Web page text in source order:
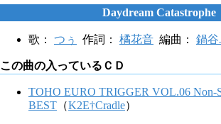
Daydream Catastrophe
歌： つぅ 作詞： 橘花音 編曲： 鍋
この曲の入っているＣＤ
TOHO EURO TRIGGER VOL.06 Non-
BEST （K2E†Cradle）